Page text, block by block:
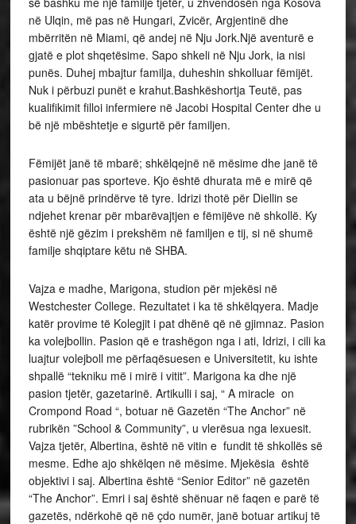
në Ulqin, më pas në Hungari, Zvicër, Argjentinë dhe
mbërritën në Miami, që andej në Nju Jork.Një aventurë e
gjatë e plot shqetësime. Sapo shkeli në Nju Jork, ia nisi
punës. Duhej mbajtur familja, duheshin shkolluar fëmijët.
Nuk i përbuzi punët e krahut.Bashkëshortja Teutë, pas
kualifikimit filloi infermiere në Jacobi Hospital Center dhe u
bë një mbështetje e sigurtë për familjen.
Fëmijët janë të mbarë; shkëlqejnë në mësime dhe janë të
pasionuar pas sporteve. Kjo është dhurata më e mirë që
ata u bëjnë prindërve të tyre. Idrizi thotë për Diellin se
ndjehet krenar për mbarëvajtjen e fëmijëve në shkollë. Ky
është një gëzim i prekshëm në familjen e tij, si në shumë
familje shqiptare këtu në SHBA.
Vajza e madhe, Marigona, studion për mjekësi në
Westchester College. Rezultatet i ka të shkëlqyera. Madje
katër provime të Kolegjit i pat dhënë që në gjimnaz. Pasion
ka volejbollin. Pasion që e trashëgon nga i ati, Idrizi, i cili ka
luajtur volejboll me përfaqësuesen e Universitetit, ku ishte
shpallë “tekniku më i mirë i vitit”. Marigona ka dhe një
pasion tjetër, gazetarinë. Artikulli i saj, “ A miracle on
Crompond Road “, botuar në Gazetën “The Anchor” në
rubrikën ”School & Community”, u vlerësua nga lexuesit.
Vajza tjetër, Albertina, është në vitin e fundit të shkollës së
mesme. Edhe ajo shkëlqen në mësime. Mjekësia është
objektivi i saj. Albertina është “Senior Editor” në gazetën
“The Anchor”. Emri i saj është shënuar në faqen e parë të
gazetës, ndërkohë që në çdo numër, janë botuar artikuj të